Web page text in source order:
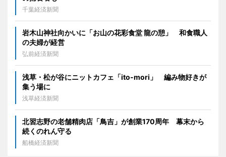
千葉経済新聞
岩木山神社向かいに「お山の花彩食堂 龍の憩」 和食職人
の夫婦が経営
弘前経済新聞
浅草・松が谷にニットカフェ「ito-mori」 編み物好きが
集う場に
浅草経済新聞
北習志野の老舗精肉店「鳥吉」が創業170周年 幕末から
続くのれん守る
船橋経済新聞